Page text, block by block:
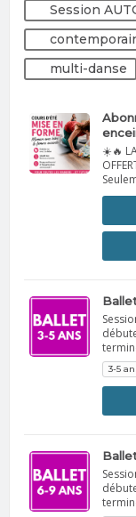
Session
multi-danse
☀️🔥 LA
oui…
pour
2021 💪
Mardi 10h –
le bienvenu ✔ Entraîne-
motivante
pour toi ✔ Bouge avec d'autres
⚠️ Une
offerte ! Les places sont limitées et
l'Avenir, Mirabel 📞
en
totale
grand
sera
3-5